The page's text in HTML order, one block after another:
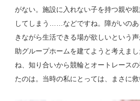
がない。施設に入れない子を持つ親や
してしまう……などですね。障がいのあ
きながら生活できる場が欲しいという
助グループホームを建てようと考えま
ね、知り合いから競輪とオートレース
たのは。当時の私にとっては、まさに救